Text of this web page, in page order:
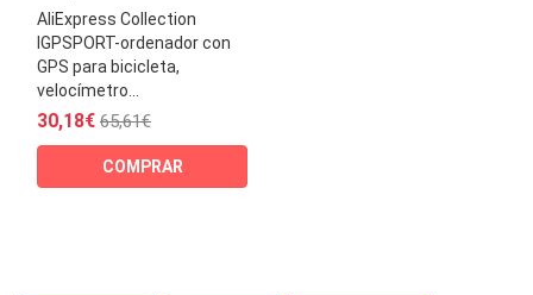
AliExpress Collection
IGPSPORT-ordenador con
GPS para bicicleta,
velocímetro...
30,18€ 65,61€
COMPRAR